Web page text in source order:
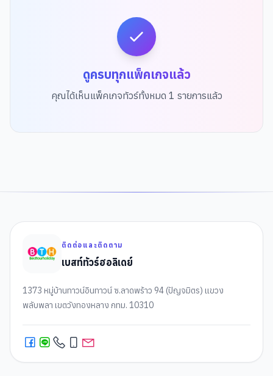
ดูครบทุกแพ็คเกจแล้ว
คุณได้เห็นแพ็คเกจทัวร์ทั้งหมด 1 รายการแล้ว
ติดต่อและติดตาม
เบสท์ทัวร์ฮอลิเดย์
1373 หมู่บ้านทาวน์อินทาวน์ ซ.ลาดพร้าว 94 (ปัญจมิตร) แขวง
พลับพลา เขตวังทองหลาง กทม. 10310